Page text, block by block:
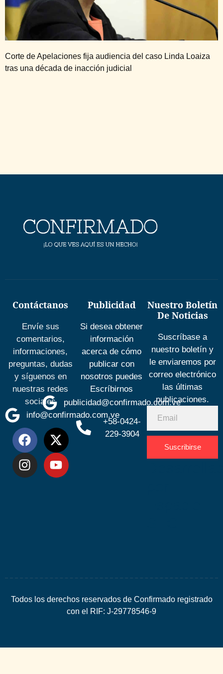
Corte de Apelaciones fija audiencia del caso Linda Loaiza
tras una década de inacción judicial
Contáctanos
Envíe sus
comentarios,
informaciones,
preguntas, dudas
y síguenos en
nuestras redes
sociales
info@confirmado.com.ve
Publicidad
Si desea obtener
información
acerca de cómo
publicar con
nosotros puedes
Escríbirnos
publicidad@confirmado.com.ve
+58-0424-
229-3904
Nuestro Boletín
De Noticias
Suscríbase a
nuestro boletín y
le enviaremos por
correo electrónico
las últimas
publicaciones.
Suscribirse
Todos los derechos reservados de Confirmado registrado
con el RIF: J-29778546-9